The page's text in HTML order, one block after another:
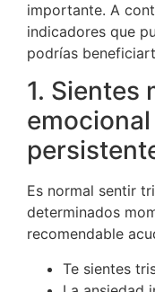
importante. A
indicadores que
podrías
1. Sientes
Es normal sentir
determinados
recomendable
Te sientes